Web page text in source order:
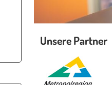
Unsere Partner